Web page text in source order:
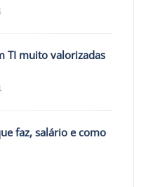
TI muito valorizadas
faz, salário e como